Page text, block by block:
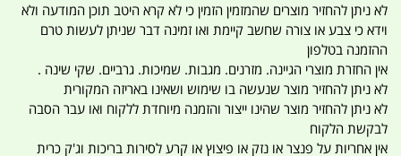
לא ניתן להחזיר מוצרים שהמזמין הזמין כי לא קרא היטב תוכן המודעה ולא
וידא כי צבע או צורה שחשב קיימת ואו זמינה דבר שניתן לעשות טרם
ההזמנה בטלפון
אין החזרת מוצרי הגיינה. מזרנים. מגבות. שמיכות. גרביים. שקי שינה .
לא ניתן להחזיר מוצר שנעשה בו שימוש ושאינו באריזה המקורית
לא ניתן להחזיר מוצר שהינו ייצור והזמנה מיוחדת ללקוח ואו עבר הסבה
לבקשת הלקוח
אין אחריות על פנצר או נזק או פיצוץ או קרע לסירות בריכות וג'ק כרית